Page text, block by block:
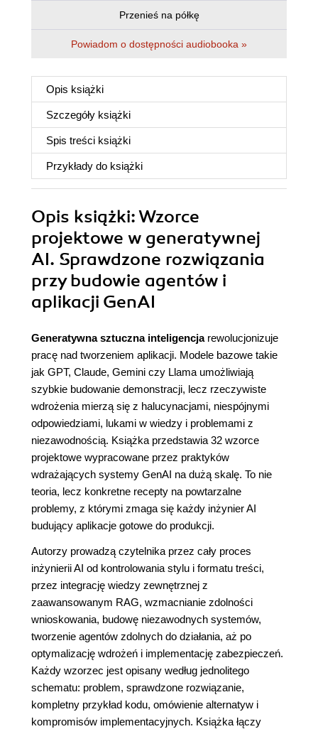
Przenieś na półkę
Powiadom o dostępności audiobooka »
Opis książki
Szczegóły książki
Spis treści książki
Przykłady do książki
Opis książki: Wzorce
projektowe w generatywnej
AI. Sprawdzone rozwiązania
przy budowie agentów i
aplikacji GenAI
Generatywna sztuczna inteligencjarewolucjonizuje
pracę nad tworzeniem aplikacji. Modele bazowe takie
jak GPT, Claude, Gemini czy Llama umożliwiają
szybkie budowanie demonstracji, lecz rzeczywiste
wdrożenia mierzą się z halucynacjami, niespójnymi
odpowiedziami, lukami w wiedzy i problemami z
niezawodnością. Książka przedstawia 32 wzorce
projektowe wypracowane przez praktyków
wdrażających systemy GenAI na dużą skalę. To nie
teoria, lecz konkretne recepty na powtarzalne
problemy, z którymi zmaga się każdy inżynier AI
budujący aplikacje gotowe do produkcji.
Autorzy prowadzą czytelnika przez cały proces
inżynierii AI od kontrolowania stylu i formatu treści,
przez integrację wiedzy zewnętrznej z
zaawansowanym RAG, wzmacnianie zdolności
wnioskowania, budowę niezawodnych systemów,
tworzenie agentów zdolnych do działania, aż po
optymalizację wdrożeń i implementację zabezpieczeń.
Każdy wzorzec jest opisany według jednolitego
schematu: problem, sprawdzone rozwiązanie,
kompletny przykład kodu, omówienie alternatyw i
kompromisów implementacyjnych. Książka łączy